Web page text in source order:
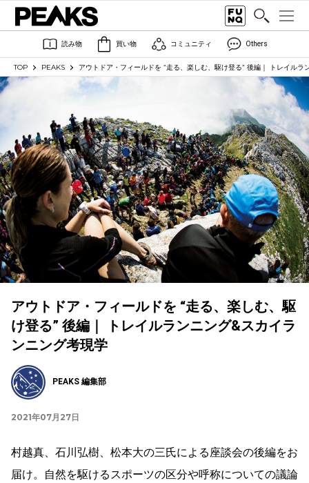
読み物 買い物 コミュニティ Others
TOP PEAKS アウトドア・フィールドを “走る、楽しむ、駆け登る” 後編｜ トレイルラ
アウトドア・フィールドを “走る、楽しむ、駆
け登る” 後編｜ トレイルランニング&スカイラ
ンニング考現学
PEAKS 編集部
2021年07月27日
村越真、石川弘樹、松本大の三氏による座談会の後編をお
届け。自然を駆けるスポーツの区分や呼称についての議論